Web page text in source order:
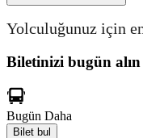
Yolculuğunuz için
Biletinizi bugün alın
Bugün Daha
Bilet bul